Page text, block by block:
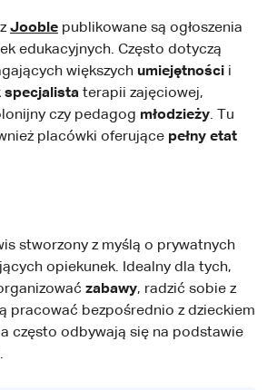
Jooble publikowane są ogłoszenia
edukacyjnych. Często dotyczą
większych umiejętności i
specjalista terapii zajęciowej,
czy pedagog młodzieży. Tu
placówki oferujące pełny etat
stworzony z myślą o prywatnych
opiekunek. Idealny dla tych,
zabawy, radzić sobie z
pracować bezpośrednio z dzieckiem
często odbywają się na podstawie
.